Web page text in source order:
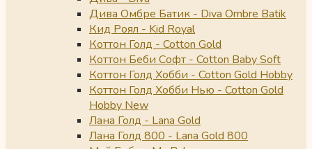
Дива Омбре Батик - Diva Ombre Batik
Кид Роял - Kid Royal
Коттон Голд - Cotton Gold
Коттон Беби Софт - Cotton Baby Soft
Коттон Голд Хобби - Cotton Gold Hobby
Коттон Голд Хобби Нью - Cotton Gold
Hobby New
Лана Голд - Lana Gold
Лана Голд 800 - Lana Gold 800